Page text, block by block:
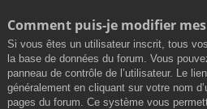
Comment puis-je modifier
Si vous êtes un utilisateur inscrit, tous
la base de données du forum. Vous
panneau de contrôle de l’utilisateur. Le
généralement en cliquant sur votre nom
pages du forum. Ce système vous